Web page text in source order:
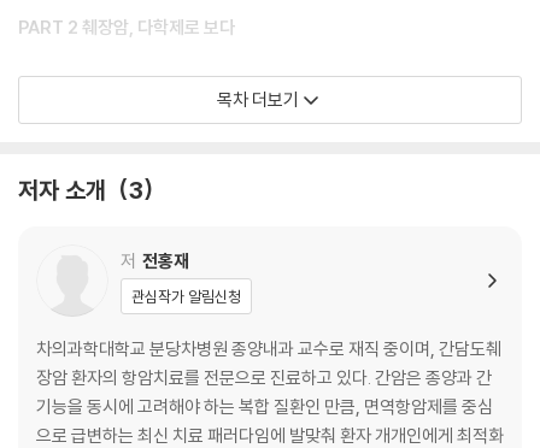
PART 2 췌장암, 다학제로 보다
01 불치병의 대명사 췌장암, 이를 극복하기 위한 ‘다학제 진료’
05 수술 가능성 분류가 더 중요하다
07 췌장암치료 - 항암치료(상)
08 췌장암치료 - 항암치료(하)
09 췌장암치료 - 방사선치료
10 수십 년간 변함없는 췌장암의 예후: 다학제를 통한 고민과 각성
11 췌장암은 난공불락? 새로운 희망이 보인다
PART 3 담도담, 다학제로 보다
목차 더보기
저자 소개 3
저 전홍재
관심작가 알림신청
차의과학대학교 분당차병원 종양내과 교수로 재직 중이며, 간담도췌
장암 환자의 항암치료를 전문으로 진료하고 있다. 간암은 종양과 간
기능을 동시에 고려해야 하는 복합 질환인 만큼, 면역항암제를 중심
으로 급변하는 최신 치료 패러다임에 발맞춰 환자 개개인에게 최적화